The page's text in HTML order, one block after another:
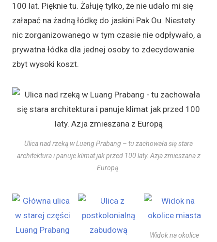
100 lat. Pięknie tu. Żałuję tylko, że nie udało mi się
załapać na żadną łódkę do jaskini Pak Ou. Niestety
nic zorganizowanego w tym czasie nie odpływało, a
prywatna łódka dla jednej osoby to zdecydowanie
zbyt wysoki koszt.
Ulica nad rzeką w Luang Prabang – tu zachowała się stara
architektura i panuje klimat jak przed 100 laty. Azja zmieszana z
Europą.
Widok na okolice